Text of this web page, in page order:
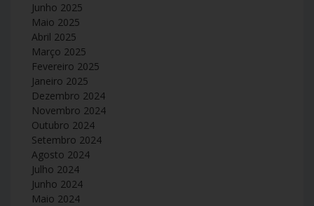
Junho 2025
Maio 2025
Abril 2025
Março 2025
Fevereiro 2025
Janeiro 2025
Dezembro 2024
Novembro 2024
Outubro 2024
Setembro 2024
Agosto 2024
Julho 2024
Junho 2024
Maio 2024